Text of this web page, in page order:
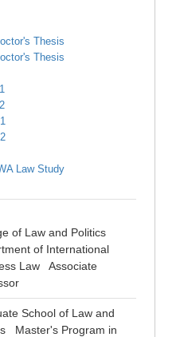
Thesis
Thesis
Law Study
of Law and Politics
of International
Law Associate
School of Law and
Master's Program in